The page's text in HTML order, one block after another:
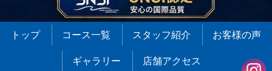
トップ コース一覧 スタッフ紹介 お客様の声
ギャラリー 店舗アクセス